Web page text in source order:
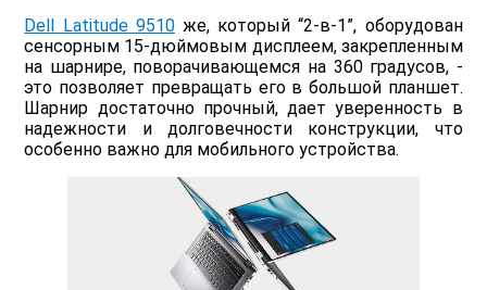
Dell Latitude 9510же, который “2-в-1”, оборудован
сенсорным 15-дюймовым дисплеем, закрепленным
на шарнире, поворачивающемся на 360 градусов, -
это позволяет превращать его в большой планшет.
Шарнир достаточно прочный, дает уверенность в
надежности и долговечности конструкции, что
особенно важно для мобильного устройства.